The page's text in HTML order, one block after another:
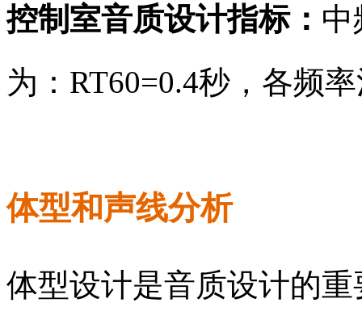
控制室音质设计指标： 中
为： RT60=0.4秒，各频
体型和声线分析
体型设计是音质设计的